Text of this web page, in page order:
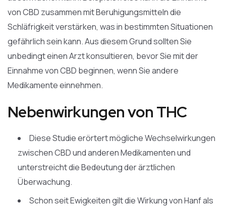
von CBD zusammen mit Beruhigungsmitteln die
Schläfrigkeit verstärken, was in bestimmten Situationen
gefährlich sein kann. Aus diesem Grund sollten Sie
unbedingt einen Arzt konsultieren, bevor Sie mit der
Einnahme von CBD beginnen, wenn Sie andere
Medikamente einnehmen.
Nebenwirkungen von THC
Diese Studie erörtert mögliche Wechselwirkungen
zwischen CBD und anderen Medikamenten und
unterstreicht die Bedeutung der ärztlichen
Überwachung.
Schon seit Ewigkeiten gilt die Wirkung von Hanf als